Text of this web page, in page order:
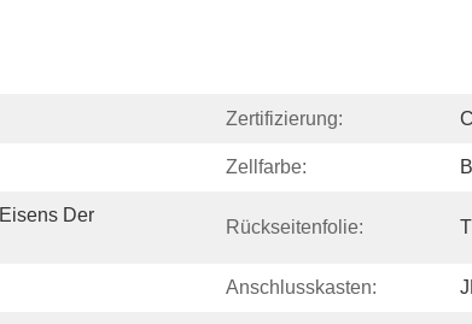
Zertifizierung:
Zellfarbe:
Der
Rückseitenfolie:
Anschlusskasten: